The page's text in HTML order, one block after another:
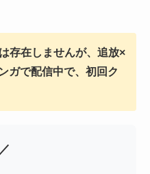
存在しませんが、追放×
ガで配信中で、初回ク